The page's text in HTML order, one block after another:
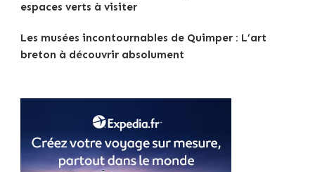
espaces verts à visiter
Les musées incontournables de Quimper : L’art
breton à découvrir absolument